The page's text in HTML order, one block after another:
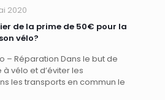
2020
de la prime de 50€ pour la
vélo?
– Réparation Dans le but de
vélo et d’éviter les
les transports en commun le